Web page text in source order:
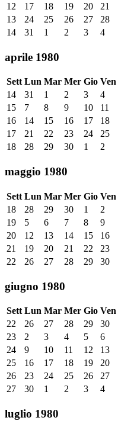
12
17 18 19 20 21
13
24 25 26 27 28
14
31 1 2 3 4
aprile 1980
Sett Lun Mar Mer Gio Ven
14
31 1 2 3 4
15
7 8 9 10 11
16
14 15 16 17 18
17
21 22 23 24 25
18
28 29 30 1 2
maggio 1980
Sett Lun Mar Mer Gio Ven
18
28 29 30 1 2
19
5 6 7 8 9
20
12 13 14 15 16
21
19 20 21 22 23
22
26 27 28 29 30
giugno 1980
Sett Lun Mar Mer Gio Ven
22
26 27 28 29 30
23
2 3 4 5 6
24
9 10 11 12 13
25
16 17 18 19 20
26
23 24 25 26 27
27
30 1 2 3 4
luglio 1980